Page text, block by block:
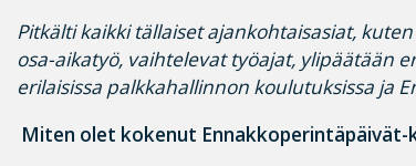
Pitkälti kaikki tällaiset ajankohtaisasiat,
osa-aikatyö, vaihtelevat työajat, ylipäätään
erilaisissa palkkahallinnon koulutuksissa ja
Miten olet kokenut